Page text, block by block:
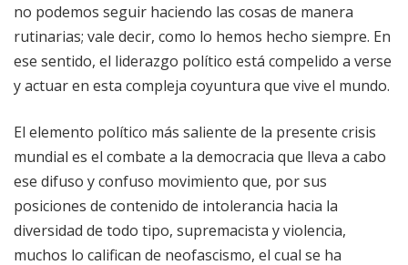
no podemos seguir haciendo las cosas de manera
rutinarias; vale decir, como lo hemos hecho siempre. En
ese sentido, el liderazgo político está compelido a verse
y actuar en esta compleja coyuntura que vive el mundo.
El elemento político más saliente de la presente crisis
mundial es el combate a la democracia que lleva a cabo
ese difuso y confuso movimiento que, por sus
posiciones de contenido de intolerancia hacia la
diversidad de todo tipo, supremacista y violencia,
muchos lo califican de neofascismo, el cual se ha